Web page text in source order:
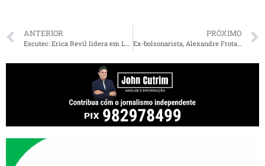
ANTERIOR
Escutec: Erica Revil lidera em Lago Verde
PRÓXIMO
Ex-bolsonarista, Alexandre Frota elogia Flávio Dino nas redes